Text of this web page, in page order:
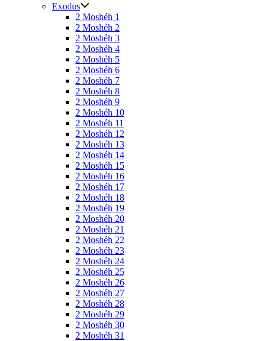
Exodus
2 Moshéh 1
2 Moshéh 2
2 Moshéh 3
2 Moshéh 4
2 Moshéh 5
2 Moshéh 6
2 Moshéh 7
2 Moshéh 8
2 Moshéh 9
2 Moshéh 10
2 Moshéh 11
2 Moshéh 12
2 Moshéh 13
2 Moshéh 14
2 Moshéh 15
2 Moshéh 16
2 Moshéh 17
2 Moshéh 18
2 Moshéh 19
2 Moshéh 20
2 Moshéh 21
2 Moshéh 22
2 Moshéh 23
2 Moshéh 24
2 Moshéh 25
2 Moshéh 26
2 Moshéh 27
2 Moshéh 28
2 Moshéh 29
2 Moshéh 30
2 Moshéh 31